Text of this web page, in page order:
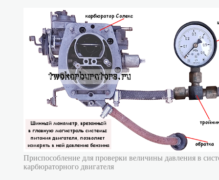
Приспособление для проверки величины давления в
карбюраторного двигателя